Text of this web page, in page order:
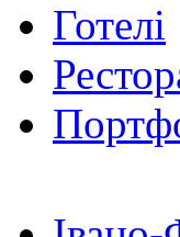
Готелі